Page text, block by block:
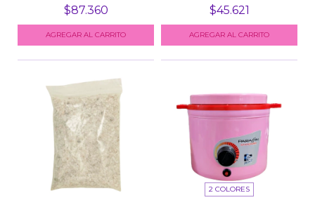
E...
$87.360
ES...
$45.621
2 COLORES